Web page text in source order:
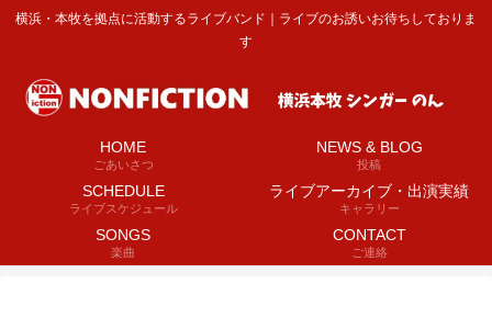
横浜・本牧を拠点に活動するライブバンド｜ライブのお誘いお待ちしておりま
す
HOME
ごあいさつ
NEWS & BLOG
投稿
SCHEDULE
ライブスケジュール
ライブアーカイブ・出演実績
キャラリー
SONGS
楽曲
CONTACT
ご連絡